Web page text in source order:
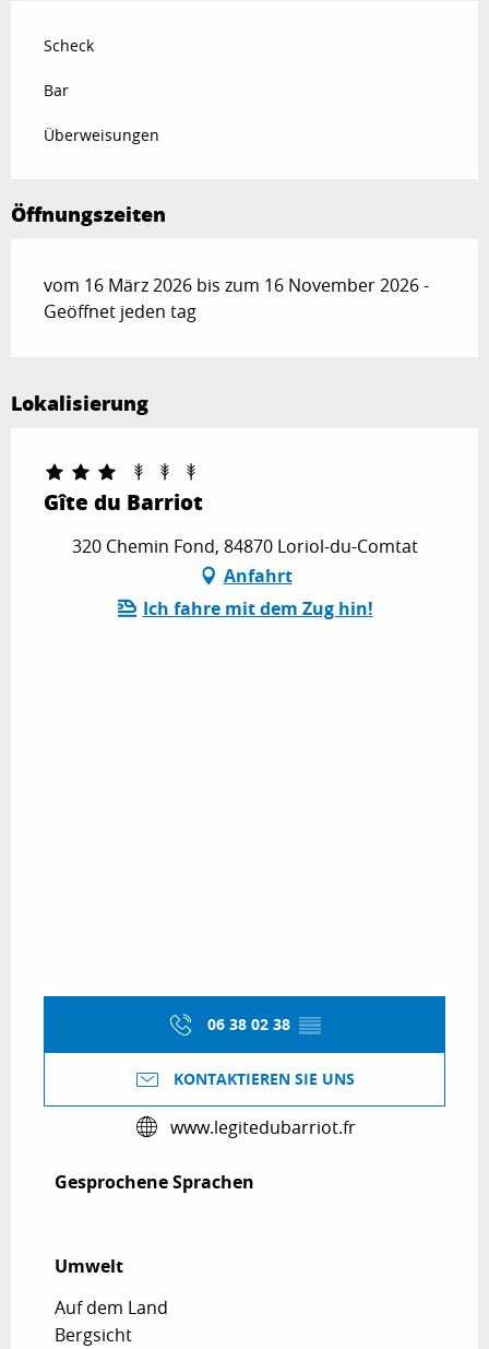
Scheck
Bar
Überweisungen
Öffnungszeiten
vom 16 März 2026 bis zum 16 November 2026 -
Geöffnet jeden tag
Lokalisierung
Gîte du Barriot
320 Chemin Fond, 84870 Loriol-du-Comtat
Anfahrt
Ich fahre mit dem Zug hin!
06 38 02 38 ▒▒
KONTAKTIEREN SIE UNS
www.legitedubarriot.fr
Gesprochene Sprachen
Gesprochene Sprachen
Umwelt
Umwelt
Auf dem Land
Bergsicht